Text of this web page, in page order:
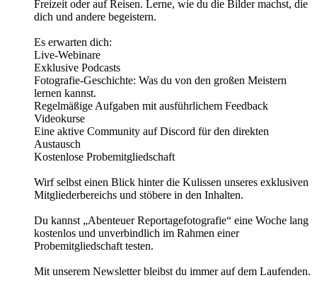
Freizeit oder auf Reisen. Lerne, wie du die Bilder machst, die
dich und andere begeistern.
Es erwarten dich:
Live-Webinare
Exklusive Podcasts
Fotografie-Geschichte: Was du von den großen Meistern
lernen kannst.
Regelmäßige Aufgaben mit ausführlichem Feedback
Videokurse
Eine aktive Community auf Discord für den direkten
Austausch
Kostenlose Probemitgliedschaft
Wirf selbst einen Blick hinter die Kulissen unseres exklusiven
Mitgliederbereichs und stöbere in den Inhalten.
Du kannst „Abenteuer Reportagefotografie“ eine Woche lang
kostenlos und unverbindlich im Rahmen einer
Probemitgliedschaft testen.
Mit unserem Newsletter bleibst du immer auf dem Laufenden.